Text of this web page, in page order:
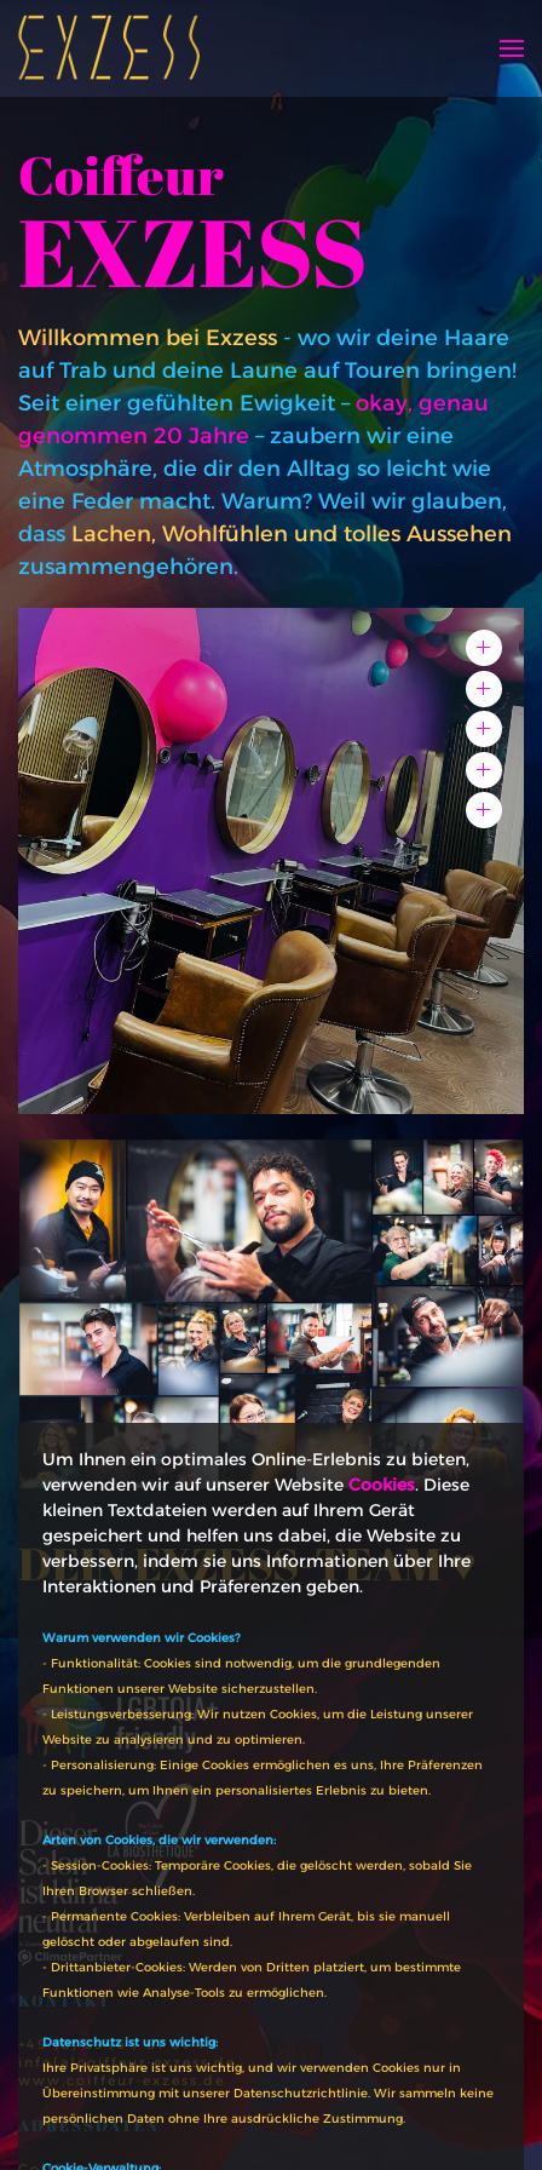
Skip to main content
Coiffeur
EXZESS
Willkommen bei Exzess - wo wir deine Haare
auf Trab und deine Laune auf Touren bringen!
Seit einer gefühlten Ewigkeit –okay, genau
genommen 20 Jahre – zaubern wir eine
Atmosphäre, die dir den Alltag so leicht wie
eine Feder macht. Warum? Weil wir glauben,
dass Lachen, Wohlfühlen und tolles Aussehen
zusammengehören.
DEIN EXZESS-TEAM ♥
KONTAKT
+49 (0) 3946 / 81 01 40
info[a]coiffeur-exzess.de
www.coiffeur-exzess.de
ADRESSDATEN
Um Ihnen ein optimales Online-Erlebnis zu bieten,
verwenden wir auf unserer WebsiteCookies. Diese
kleinen Textdateien werden auf Ihrem Gerät
gespeichert und helfen uns dabei, die Website zu
verbessern, indem sie uns Informationen über Ihre
Interaktionen und Präferenzen geben.
Warum verwenden wir Cookies?
- Funktionalität: Cookies sind notwendig, um die grundlegenden
Funktionen unserer Website sicherzustellen.
- Leistungsverbesserung: Wir nutzen Cookies, um die Leistung unserer
Website zu analysieren und zu optimieren.
- Personalisierung: Einige Cookies ermöglichen es uns, Ihre Präferenzen
zu speichern, um Ihnen ein personalisiertes Erlebnis zu bieten.
Arten von Cookies, die wir verwenden:
- Session-Cookies: Temporäre Cookies, die gelöscht werden, sobald Sie
Ihren Browser schließen.
- Permanente Cookies: Verbleiben auf Ihrem Gerät, bis sie manuell
gelöscht oder abgelaufen sind.
- Drittanbieter-Cookies: Werden von Dritten platziert, um bestimmte
Funktionen wie Analyse-Tools zu ermöglichen.
Datenschutz ist uns wichtig:
Ihre Privatsphäre ist uns wichtig, und wir verwenden Cookies nur in
Übereinstimmung mit unserer Datenschutzrichtlinie. Wir sammeln keine
persönlichen Daten ohne Ihre ausdrückliche Zustimmung.